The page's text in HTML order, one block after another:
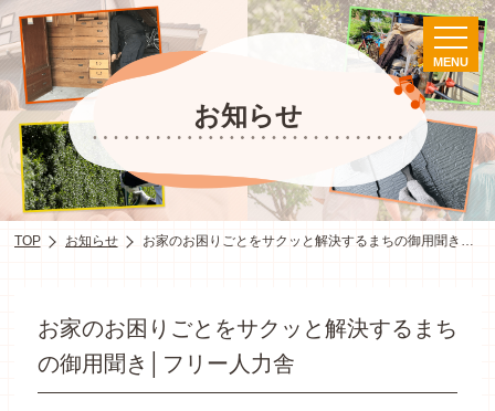
MENU
お知らせ
TOP お知らせ お家のお困りごとをサクッと解決するまちの御用聞き│フリー人力舎
お家のお困りごとをサクッと解決するまち
の御用聞き│フリー人力舎